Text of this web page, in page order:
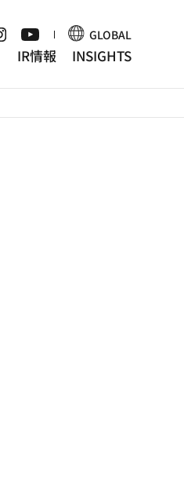
GLOBAL
IR情報 INSIGHTS